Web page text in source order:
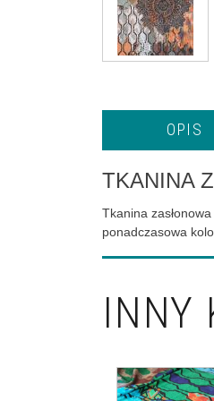
OPIS
TKANINA
Tkanina
ponadczasowa
INNY